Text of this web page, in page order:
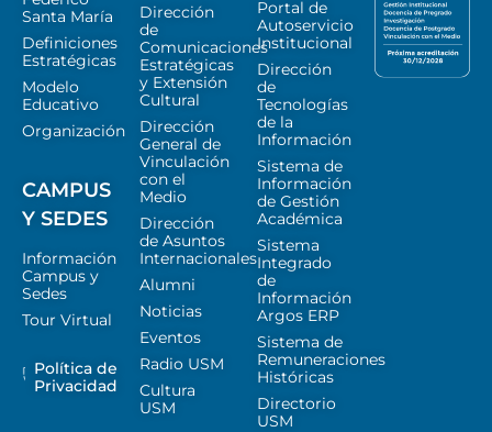
Santa María
Definiciones
Estratégicas
Modelo
Educativo
Organización
CAMPUS
Y SEDES
Información
Campus y
Sedes
Tour Virtual
Política de
Privacidad
Dirección
de
Comunicaciones
Estratégicas
y Extensión
Cultural
Dirección
General de
Vinculación
con el
Medio
Dirección
de Asuntos
Internacionales
Alumni
Noticias
Eventos
Radio USM
Cultura
USM
Portal de
Autoservicio
Institucional
Dirección
de
Tecnologías
de la
Información
Sistema de
Información
de Gestión
Académica
Sistema
Integrado
de
Información
Argos ERP
Sistema de
Remuneraciones
Históricas
Directorio
USM